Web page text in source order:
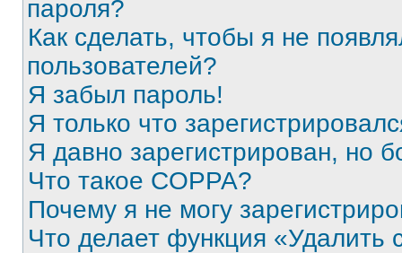
пароля?
Как сделать, чтобы я не
пользователей?
Я забыл пароль!
Я только что
Я давно зарегистрирован, но
Что такое COPPA?
Почему я не могу
Что делает функция «Удалить